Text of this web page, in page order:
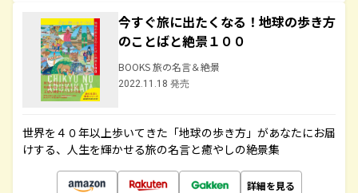
今すぐ旅に出たくなる！地球の歩き方
のことばと絶景１００
BOOKS 旅の名言＆絶景
2022.11.18 発売
世界を４０年以上歩いてきた「地球の歩き方」があなたにお届
けする、人生を輝かせる旅の名言と癒やしの絶景集
詳細を見る